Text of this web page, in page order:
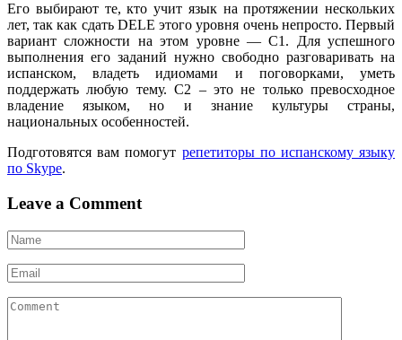
Его выбирают те, кто учит язык на протяжении нескольких
лет, так как сдать DELE этого уровня очень непросто. Первый
вариант сложности на этом уровне — C1. Для успешного
выполнения его заданий нужно свободно разговаривать на
испанском, владеть идиомами и поговорками, уметь
поддержать любую тему. C2 – это не только превосходное
владение языком, но и знание культуры страны,
национальных особенностей.
Подготовятся вам помогут репетиторы по испанскому языку
по Skype.
Leave a Comment